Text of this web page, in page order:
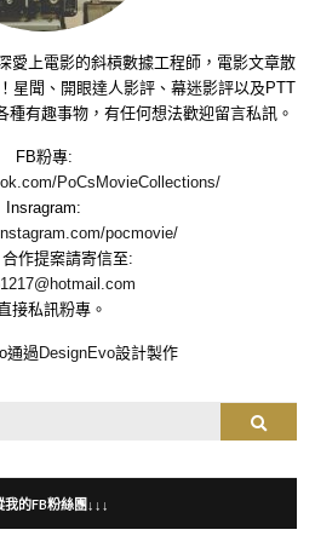
愛上電影的斜槓數據工程師，電影文章散
星聞、開眼達人影評、幕迷影評以及PTT
種有趣事物，有任何想法歡迎留言私訊。
FB粉專:
PoCsMovieCollections/
Insragram:
pocmovie/
作提案請寄信至:
接私訊粉專。
通過 DesignEvo設計製作
我的FB粉絲團↓↓↓